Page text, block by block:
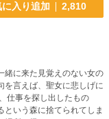
に入り追加 2,810
緒に来た見覚えのない女の
を言えば、聖女に悲しげに
仕事を探し出したもの
いう森に捨てられてしま